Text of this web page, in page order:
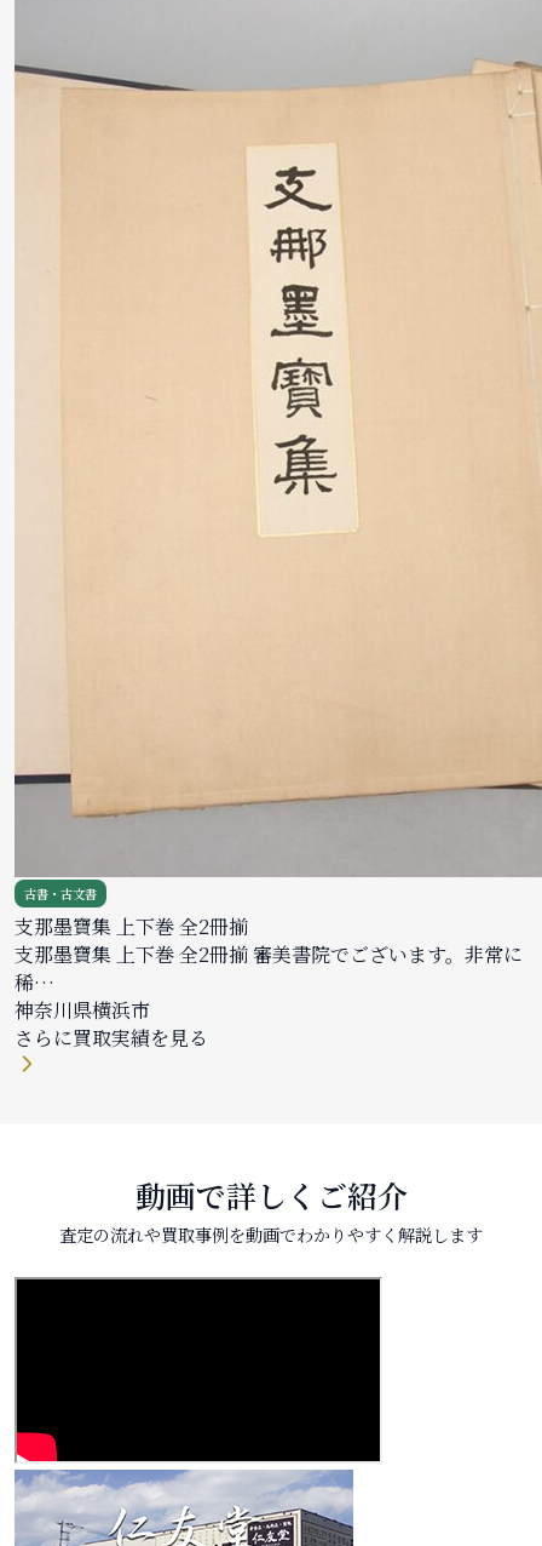
古書・古文書
支那墨寶集 上下巻 全2冊揃
支那墨寶集 上下巻 全2冊揃 審美書院でございます。非常に
稀…
神奈川県横浜市
さらに買取実績を見る
動画で詳しくご紹介
査定の流れや買取事例を動画でわかりやすく解説します